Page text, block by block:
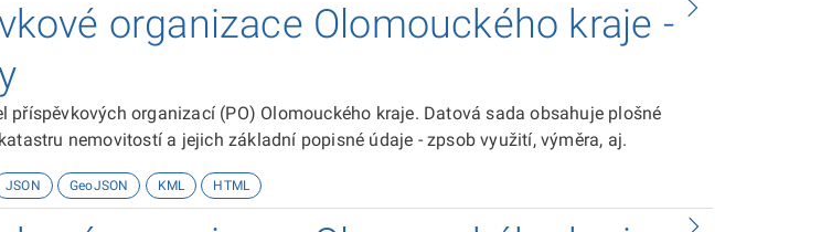
organizace Olomouckého kraje -
příspěvkových organizací (PO) Olomouckého kraje. Datová sada obsahuje plošné
nemovitostí a jejich základní popisné údaje - zpsob využití, výměra, aj.
JSON GeoJSON KML HTML